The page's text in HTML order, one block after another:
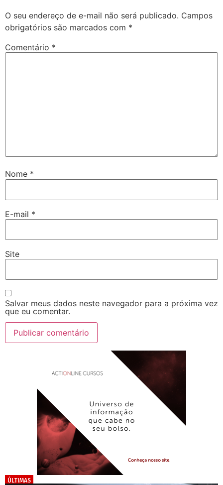
O seu endereço de e-mail não será publicado. Campos
obrigatórios são marcados com *
Comentário *
Nome *
E-mail *
Site
Salvar meus dados neste navegador para a próxima vez
que eu comentar.
ÚLTIMAS